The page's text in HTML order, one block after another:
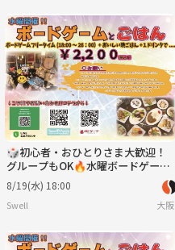
🎲初心者・おひとりさま大歓迎！
グループもOK🔥水曜ボードゲーム
会 ご飯＋ドリンク付きで¥2,200｜
東三国・新大阪
8/19(水) 18:00
Swell 大阪